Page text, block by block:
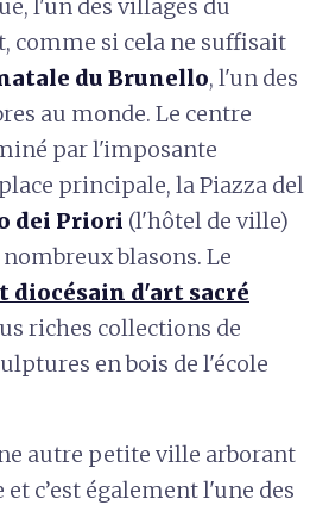
l'un des villages du
comme si cela ne suffisait
du Brunello, l'un des
au monde. Le centre
par l'imposante
principale, la Piazza del
dei Priori (l'hôtel de ville)
nombreux blasons. Le
diocésain d'art sacré
riches collections de
en bois de l'école
autre petite ville arborant
c’est également l'une des